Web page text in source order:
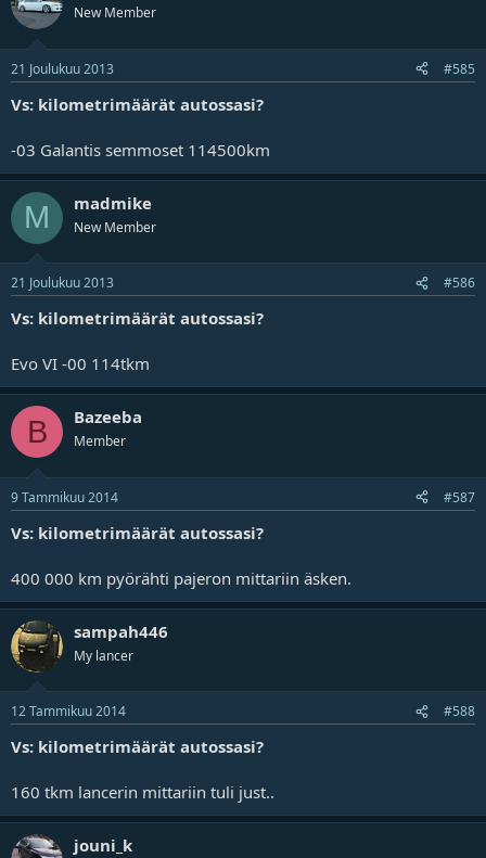
New Member
21 Joulukuu 2013 #585
Vs: kilometrimäärät autossasi?
-03 Galantis semmoset 114500km
M madmike
New Member
21 Joulukuu 2013 #586
Vs: kilometrimäärät autossasi?
Evo VI -00 114tkm
B Bazeeba
Member
9 Tammikuu 2014 #587
Vs: kilometrimäärät autossasi?
400 000 km pyörähti pajeron mittariin äsken.
sampah446
My lancer
12 Tammikuu 2014 #588
Vs: kilometrimäärät autossasi?
160 tkm lancerin mittariin tuli just..
jouni_k